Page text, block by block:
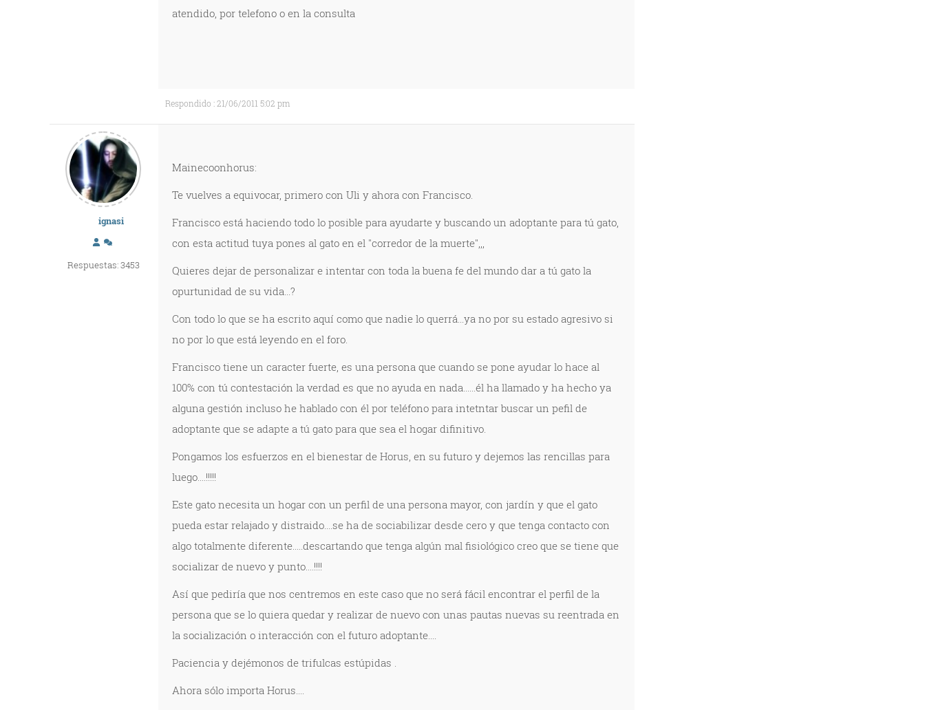
atendido, por telefono o en la consulta
Respondido : 21/06/2011 5:02 pm
ignasi
Respuestas: 3453
Mainecoonhorus:
Te vuelves a equivocar, primero con Uli y ahora con Francisco.
Francisco está haciendo todo lo posible para ayudarte y buscando un adoptante para tú gato,
con esta actitud tuya pones al gato en el "corredor de la muerte",,,
Quieres dejar de personalizar e intentar con toda la buena fe del mundo dar a tú gato la
opurtunidad de su vida...?
Con todo lo que se ha escrito aquí como que nadie lo querrá...ya no por su estado agresivo si
no por lo que está leyendo en el foro.
Francisco tiene un caracter fuerte, es una persona que cuando se pone ayudar lo hace al
100% con tú contestación la verdad es que no ayuda en nada......él ha llamado y ha hecho ya
alguna gestión incluso he hablado con él por teléfono para intetntar buscar un pefil de
adoptante que se adapte a tú gato para que sea el hogar difinitivo.
Pongamos los esfuerzos en el bienestar de Horus, en su futuro y dejemos las rencillas para
luego....!!!!!
Este gato necesita un hogar con un perfil de una persona mayor, con jardín y que el gato
pueda estar relajado y distraido....se ha de sociabilizar desde cero y que tenga contacto con
algo totalmente diferente.....descartando que tenga algún mal fisiológico creo que se tiene que
socializar de nuevo y punto....!!!!
Así que pediría que nos centremos en este caso que no será fácil encontrar el perfil de la
persona que se lo quiera quedar y realizar de nuevo con unas pautas nuevas su reentrada en
la socialización o interacción con el futuro adoptante....
Paciencia y dejémonos de trifulcas estúpidas .
Ahora sólo importa Horus....